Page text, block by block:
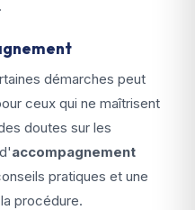
démarches peut
ceux qui ne maîtrisent
doutes sur les
accompagnement
pratiques et une
procédure.